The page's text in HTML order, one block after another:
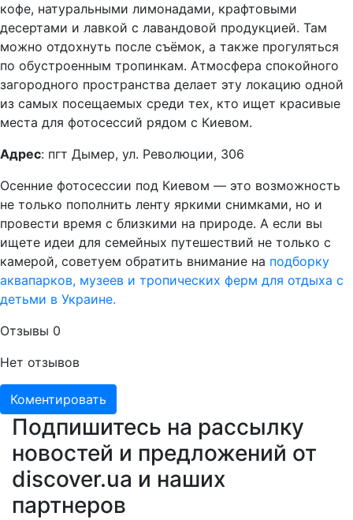
кофе, натуральными лимонадами, крафтовыми
десертами и лавкой с лавандовой продукцией. Там
можно отдохнуть после съёмок, а также прогуляться
по обустроенным тропинкам. Атмосфера спокойного
загородного пространства делает эту локацию одной
из самых посещаемых среди тех, кто ищет красивые
места для фотосессий рядом с Киевом.
Адрес: пгт Дымер, ул. Революции, 306
Осенние фотосессии под Киевом — это возможность
не только пополнить ленту яркими снимками, но и
провести время с близкими на природе. А если вы
ищете идеи для семейных путешествий не только с
камерой, советуем обратить внимание на подборку
аквапарков, музеев и тропических ферм для отдыха с
детьми в Украине.
Отзывы 0
Нет отзывов
Коментировать
Подпишитесь на рассылку
новостей и предложений от
discover.ua и наших
партнеров